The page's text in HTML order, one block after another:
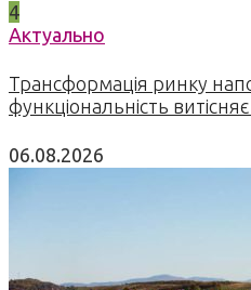
4
Актуально
Трансформація ринку
функціональність
06.08.2026